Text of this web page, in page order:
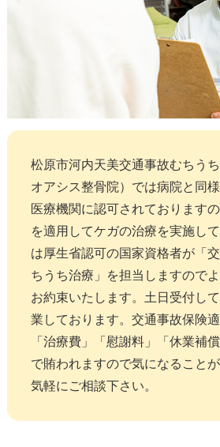
松原市河内天美交通事故むちう
オアシス整骨院）では病院と同
医療機関に認可されております
を適用してケガの治療を実施し
は厚生省認可の国家資格者が「
ちうち治療」を担当しますので
お約束いたします。土日受付し
業しております。交通事故保険
「治療費」「慰謝料」「休業補
で賄われますので気になること
気軽にご相談下さい。